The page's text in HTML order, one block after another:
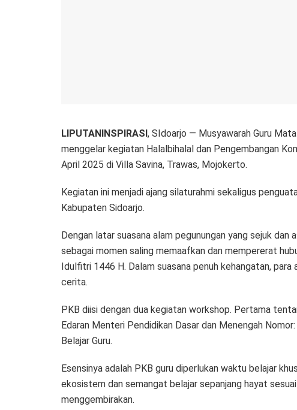
LIPUTANINSPIRASI , SIdoarjo — Musyawarah Guru
menggelar kegiatan Halalbihalal dan Pengembangan
April 2025 di Villa Savina, Trawas, Mojokerto.
Kegiatan ini menjadi ajang silaturahmi sekaligus
Kabupaten Sidoarjo.
Dengan latar suasana alam pegunungan yang sejuk dan
sebagai momen saling memaafkan dan mempererat
Idulfitri 1446 H. Dalam suasana penuh kehangatan,
cerita.
PKB diisi dengan dua kegiatan workshop. Pertama
Edaran Menteri Pendidikan Dasar dan Menengah
Belajar Guru.
Esensinya adalah PKB guru diperlukan waktu belajar
ekosistem dan semangat belajar sepanjang hayat
menggembirakan.